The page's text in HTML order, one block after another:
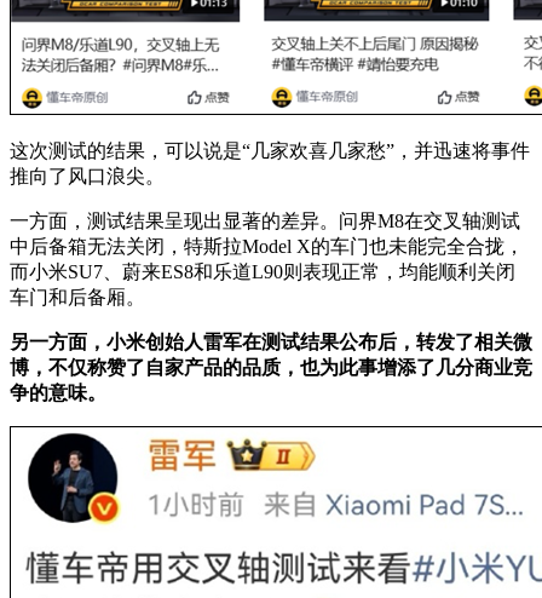
这次测试的结果，可以说是“几家欢喜几家愁”，并迅速将事件
推向了风口浪尖。
一方面，测试结果呈现出显著的差异。问界M8在交叉轴测试
中后备箱无法关闭，特斯拉Model X的车门也未能完全合拢，
而小米SU7、蔚来ES8和乐道L90则表现正常，均能顺利关闭
车门和后备厢。
另一方面，小米创始人雷军在测试结果公布后，转发了相关微
博，不仅称赞了自家产品的品质，也为此事增添了几分商业竞
争的意味。